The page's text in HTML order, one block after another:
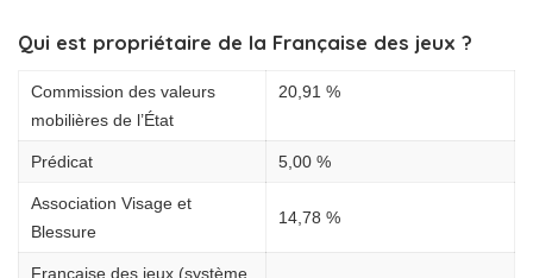
Qui est propriétaire de la Française des jeux ?
Commission des valeurs
mobilières de l’État
20,91 %
Prédicat 5,00 %
Association Visage et
Blessure
14,78 %
Française des jeux (système